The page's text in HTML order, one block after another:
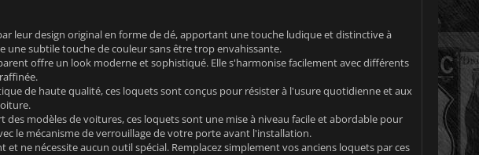
leur design original en forme de dé, apportant une touche ludique et distinctive à
subtile touche de couleur sans être trop envahissante.
offre un look moderne et sophistiqué. Elle s'harmonise facilement avec différents
de haute qualité, ces loquets sont conçus pour résister à l'usure quotidienne et aux
des modèles de voitures, ces loquets sont une mise à niveau facile et abordable pour
le mécanisme de verrouillage de votre porte avant l'installation.
ne nécessite aucun outil spécial. Remplacez simplement vos anciens loquets par ces